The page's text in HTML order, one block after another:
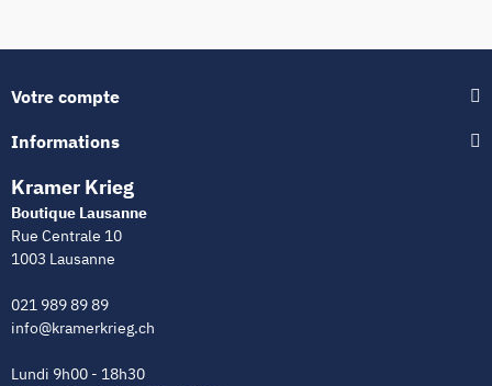
Votre compte
Informations
Kramer Krieg
Boutique Lausanne
Rue Centrale 10
1003 Lausanne
021 989 89 89
info@kramerkrieg.ch
Lundi 9h00 - 18h30